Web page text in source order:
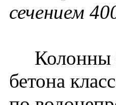
сечением
Колонны
бетона